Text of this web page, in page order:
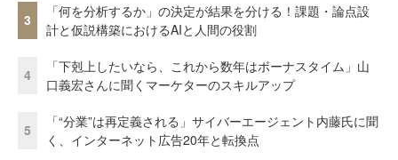
3
「何を分析するか」の決定が結果を分ける！課題・論点設
計と仮説構築におけるAIと人間の役割
4
「下剋上したいなら、これから数年はボーナスタイム」山
口義宏さんに聞くマーケターのスキルアップ
5
「“分業”は再定義される」サイバーエージェント内藤氏に聞
く、インターネット広告20年と転換点